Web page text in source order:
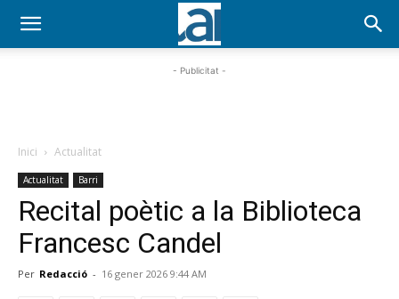
- Publicitat -
Inici Actualitat
Actualitat Barri
Recital poètic a la Biblioteca
Francesc Candel
Per Redacció - 16 gener 2026 9:44 AM